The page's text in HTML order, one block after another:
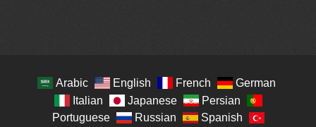
Arabic English French
German
Italian
Japanese
Persian
Portuguese
Russian Spanish